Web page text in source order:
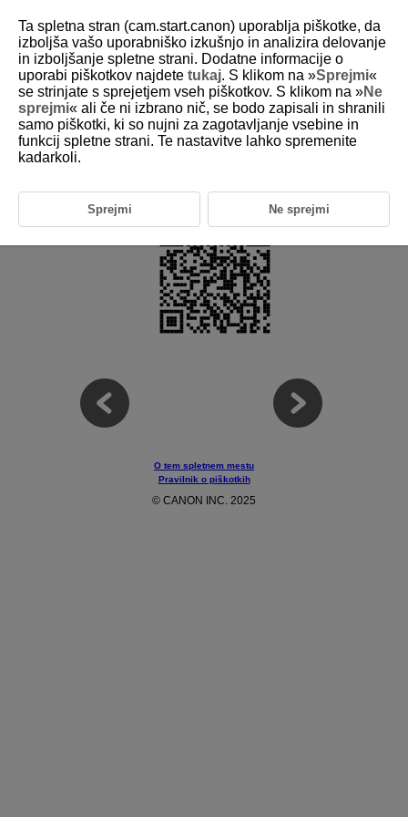
D185-242
Združljivi pribor
Podrobnosti glede združljivega pribora preverite na naslednji spletni
https://cam.start.canon/H002/
O tem spletnem mestu
Pravilnik o piškotkih
© CANON INC. 2025
Ta spletna stran (cam.start.canon) uporablja piškotke, da
izboljša vašo uporabniško izkušnjo in analizira delovanje
in izboljšanje spletne strani. Dodatne informacije o
uporabi piškotkov najdete tukaj. S klikom na »Sprejmi«
se strinjate s sprejetjem vseh piškotkov. S klikom na »Ne
sprejmi« ali če ni izbrano nič, se bodo zapisali in shranili
samo piškotki, ki so nujni za zagotavljanje vsebine in
funkcij spletne strani. Te nastavitve lahko spremenite
kadarkoli.
Sprejmi Ne sprejmi